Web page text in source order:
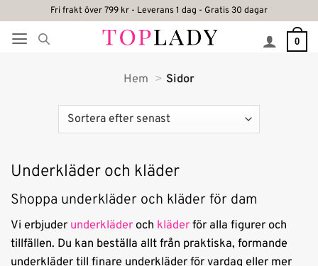
content
Fri frakt över 799 kr - Leverans 1 dag - Gratis 30 dagar
0
Hem Sidor
Underkläder och kläder
Shoppa underkläder och kläder för dam
Vi erbjuder underkläderoch kläderför alla figurer och
tillfällen. Du kan beställa allt från praktiska, formande
underkläder till finare underkläder för vardag eller mer